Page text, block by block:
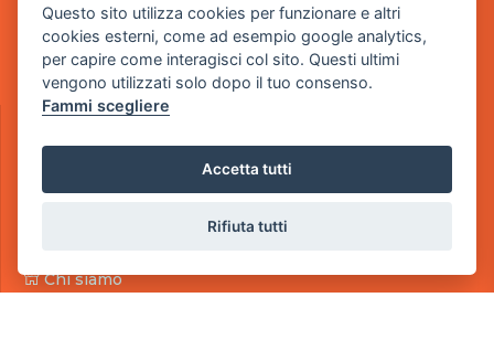
via Industriale, 2 - 25082 Botticino, BS
Partita iva 03308130982
Cod. SDI: RMRCWXR
CONTATTI
e-mail: info@powergame.it
tel.: +39 030 336 6259
Chi siamo
Questo sito utilizza cookies per funzionare e altri
cookies esterni, come ad esempio google analytics,
per capire come interagisci col sito. Questi ultimi
vengono utilizzati solo dopo il tuo consenso.
Fammi scegliere
Accetta tutti
Rifiuta tutti